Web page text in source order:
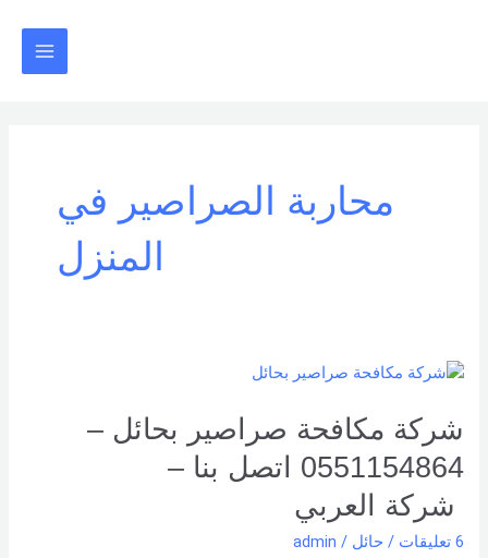
محاربة الصراصير في
المنزل
شركة مكافحة صراصير بحائل –
0551154864 اتصل بنا –
شركة العربي
6 تعليقات / حائل /
admin
شركة
صراصير
بحائل
–
0551154864
اتصل
بنا –